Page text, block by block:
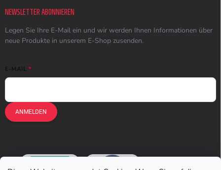
NEWSLETTER ABONNIEREN
Legen Sie Ihre E-Mail ein und wir werden Ihnen Informationen über
neue Produkte in unserem E-Shop zusenden.
E-MAIL
ANMELDEN